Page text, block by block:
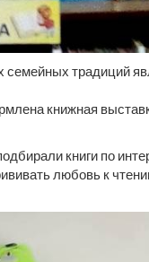
семейных традиций
книжная
книги по
любовь к